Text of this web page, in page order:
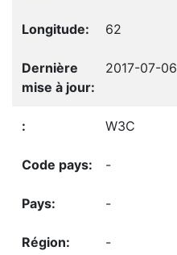
62
2017-07-06
W3C
-
-
-